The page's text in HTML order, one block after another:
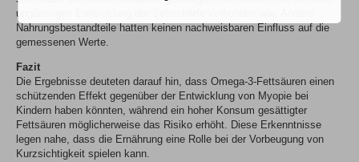
ungünstigen Entwicklung der Sehschärfe verbunden war. Andere
Nahrungsbestandteile hatten keinen nachweisbaren Einfluss auf die
gemessenen Werte.
Fazit
Die Ergebnisse deuteten darauf hin, dass Omega-3-Fettsäuren einen
schützenden Effekt gegenüber der Entwicklung von Myopie bei
Kindern haben könnten, während ein hoher Konsum gesättigter
Fettsäuren möglicherweise das Risiko erhöht. Diese Erkenntnisse
legen nahe, dass die Ernährung eine Rolle bei der Vorbeugung von
Kurzsichtigkeit spielen kann.